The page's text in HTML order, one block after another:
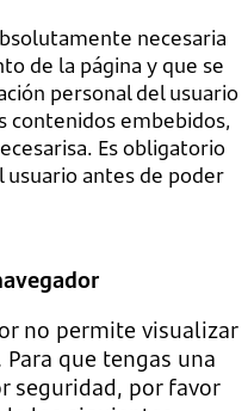
necesaria
de la página y que se
personal del usuario
contenidos embebidos,
Es obligatorio
antes de poder
no permite visualizar
que tengas una
seguridad, por favor